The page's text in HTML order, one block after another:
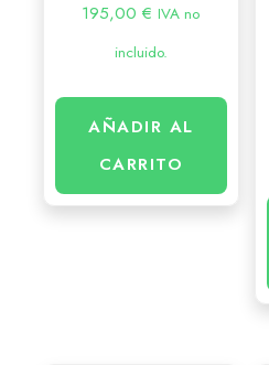
195,00€ IVA no
incluido.
AÑADIR AL
CARRITO